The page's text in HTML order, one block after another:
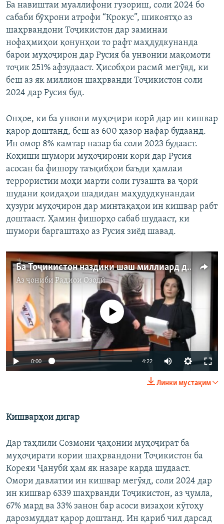
Ба навиштаи муаллифони гузориш, соли 2024 бо
сабаби бӯҳрони атрофи “Крокус”, шикоятҳо аз
шаҳрвандони Тоҷикистон дар заминаи
нофаҳмиҳои қонунҳои то рафт маҳдудкунанда
барои муҳоҷирон дар Русия ба унвонии мақомоти
тоҷик 251% афзудааст. Ҳисобҳои расмӣ мегӯяд, ки
беш аз як миллион шаҳрванди Тоҷикистон соли
2024 дар Русия буд.
Онҳое, ки ба унвони муҳоҷири корӣ дар ин кишвар
қарор доштанд, беш аз 600 ҳазор нафар будаанд.
Ин омор 8% камтар назар ба соли 2023 будааст.
Коҳиши шумори муҳоҷирони корӣ дар Русия
асосан ба фишору таъқибҳои баъди ҳамлаи
террористии моҳи марти соли гузашта ва ҷорӣ
шудани қоидаҳои шадидан маҳудудкунандаи
ҳузури муҳоҷирон дар минтақаҳои ин кишвар рабт
доштааст. Ҳамин фишорҳо сабаб шудааст, ки
шумори баргаштаҳо аз Русия зиёд шавад.
Ба Тоҷикистон наздики шаш миллиард доллар фиристодаанд
Аз ҷониби Радиои Озодӣ
Феълан кор намекунад
0:00 4:22
1080p
Линки мустақим
Кишварҳои дигар
Дар таҳлили Созмони ҷаҳонии муҳоҷират ба
муҳоҷирати кории шаҳрвандони Тоҷикистон ба
Кореяи Ҷанубӣ ҳам як назаре карда шудааст.
Омори давлатии ин кишвар мегӯяд, соли 2024 дар
ин кишвар 6339 шаҳрванди Тоҷикистон, аз ҷумла,
67% мард ва 33% занон бар асоси визаҳои кӯтоҳу
дарозмуддат қарор доштанд. Ин қариб чил дарсад